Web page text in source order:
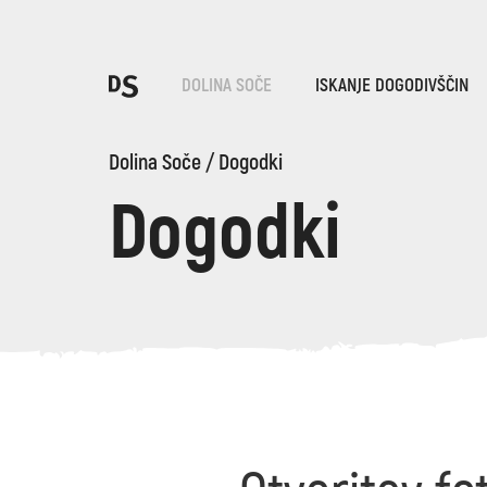
DOLINA SOČE ISKANJE DOGODIVŠČIN
Dolina Soče/Dogodki
Dogodki
TOLMINSKA KORITA